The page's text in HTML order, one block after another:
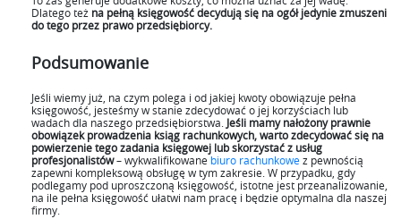
Dlatego też na pełną księgowość decydują się na ogół jedynie zmuszeni
do tego przez prawo przedsiębiorcy.
Podsumowanie
Jeśli wiemy już, na czym polega i od jakiej kwoty obowiązuje pełna
księgowość, jesteśmy w stanie zdecydować o jej korzyściach lub
wadach dla naszego przedsiębiorstwa. Jeśli mamy nałożony prawnie
obowiązek prowadzenia ksiąg rachunkowych, warto zdecydować się na
powierzenie tego zadania księgowej lub skorzystać z usług
profesjonalistów– wykwalifikowanebiuro rachunkowez pewnością
zapewni kompleksową obsługę w tym zakresie. W przypadku, gdy
podlegamy pod uproszczoną księgowość, istotne jest przeanalizowanie,
na ile pełna księgowość ułatwi nam pracę i będzie optymalna dla naszej
firmy.